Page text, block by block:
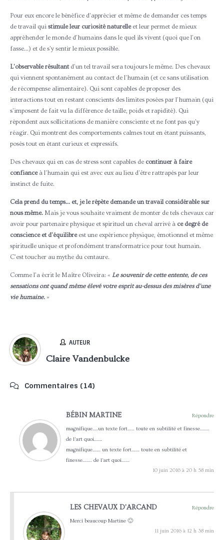
Pour eux encore le bénéfice d’apprécier et même de demander ces temps
de travail qui stimule leur curiosité naturelleet leur permet de mieux
appréhender le monde d’humains dans le quel ils vivent (quoi que l’on
fasse…) et de s’y sentir le mieux possible.
L’observable résultantd’un tel travail sera toujours le même. Des chevaux
qui viennent spontanément au contact de l’humain (et ce sans utilisation
de récompense alimentaire). Qui sont capables de proposer des
interactions tout en restant conscients des limites posées par l’humain (qui
s’imposent de fait vu la différence de taille, poids et rapidité). Qui
répondent aux sollicitations de manière consciente et ne font pas qu’y
réagir. Qui montrent des comportements calmes tout en étant puissants,
posés tout en étant curieux et expressifs.
Des chevaux qui en cas de stress sont capables de continuer à faire
confianceà l’humain qui est avec eux au lieu d’être rattrapés par leur
instinct de fuite.
Cela prend du temps… et, je le répète demande un travail considérable sur
nous même. Mais je vous souhaite vraiment de monter de tels chevaux car
avoir pour partenaire physique et spirituel un cheval arrivé à ce degré de
conscience et d’équilibreest une expérience physique, émotionnel et même
spirituelle unique et profondément transformatrice pour tout humain.
C’est toucher au mythe du centaure.
Comme l’a écrit le Maître Oliveira: « Le souvenir de cette entente, de ces
sensations ont quand même élevé votre esprit au-dessus des misères d’une
vie humaine. »
AUTEUR
Claire Vandenbulcke
Commentaires (14)
BÉBIN MARTINE
Répondre
magnifique….un texte fort….. toute en subtilité et finesse…….
de l’art quoi……
magnifique…… un texte fort…… toute en subtilité et
finesse……. de l’art quoi……
10 juin 2016 à 20 h 58 min
LES CHEVAUX D'ARCAND
Répondre
Merci beaucoup Martine 🙂
11 juin 2016 à 12 h 38 min